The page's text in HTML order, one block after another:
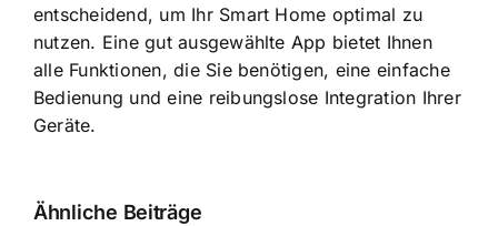
entscheidend, um Ihr Smart Home optimal zu
nutzen. Eine gut ausgewählte App bietet Ihnen
alle Funktionen, die Sie benötigen, eine einfache
Bedienung und eine reibungslose Integration Ihrer
Geräte.
Ähnliche Beiträge